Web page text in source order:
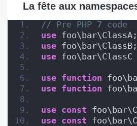
La fête aux
// Pre PHP 7 code
use foo\bar\ClassA;
use foo\bar\ClassB;
use foo\bar\ClassC
use function
use function
use const
use const